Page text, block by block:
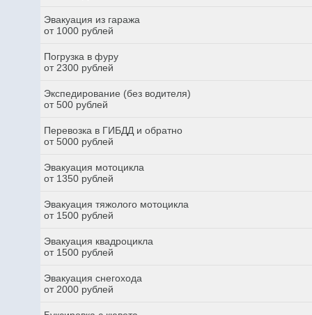
Эвакуация из гаража
от 1000 рублей
Погрузка в фуру
от 2300 рублей
Экспедирование (без водителя)
от 500 рублей
Перевозка в ГИБДД и обратно
от 5000 рублей
Эвакуация мотоцикла
от 1350 рублей
Эвакуация тяжолого мотоцикла
от 1500 рублей
Эвакуация квадроцикла
от 1500 рублей
Эвакуация снегохода
от 2000 рублей